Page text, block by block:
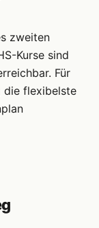
zweiten
Kurse sind
Für
die flexibelste